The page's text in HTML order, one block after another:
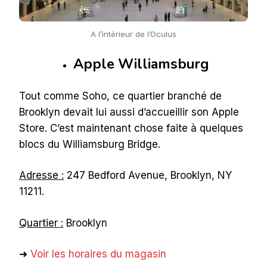
A l’intérieur de l’Oculus
Apple Williamsburg
Tout comme Soho, ce quartier branché de
Brooklyn devait lui aussi d’accueillir son Apple
Store. C’est maintenant chose faite à quelques
blocs du Williamsburg Bridge.
Adresse : 247 Bedford Avenue, Brooklyn, NY
11211.
Quartier : Brooklyn
➜ Voir les horaires du magasin